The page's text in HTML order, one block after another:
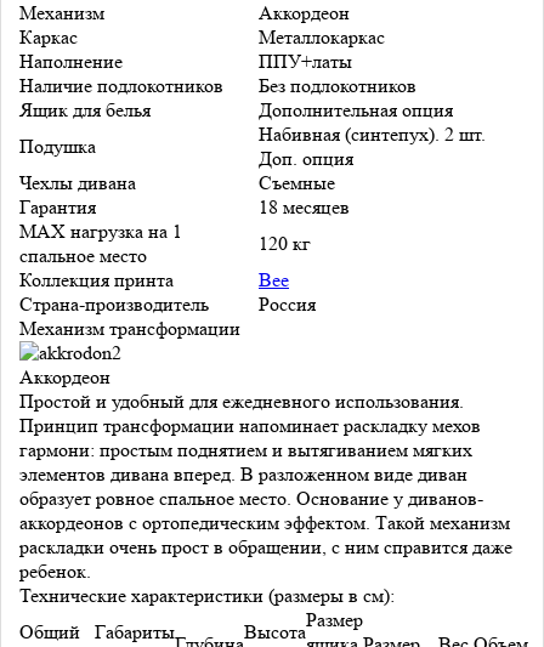
Механизм
Аккордеон
Каркас
Металлокаркас
Наполнение
ППУ+латы
Наличие подлокотников
Без подлокотников
Ящик для белья
Дополнительная опция
Подушка
Набивная (синтепух). 2 шт.
Доп. опция
Чехлы дивана
Съемные
Гарантия
18 месяцев
MAX нагрузка на 1
спальное место
120 кг
Коллекция принта
Bee
Страна-производитель
Россия
Механизм трансформации
Аккордеон
Простой и удобный для ежедневного использования.
Принцип трансформации напоминает раскладку мехов
гармони: простым поднятием и вытягиванием мягких
элементов дивана вперед. В разложенном виде диван
образует ровное спальное место. Основание у диванов-
аккордеонов с ортопедическим эффектом. Такой механизм
раскладки очень прост в обращении, с ним справится даже
ребенок.
Технические характеристики (размеры в см):
Общий
Габариты
Высота
Размер